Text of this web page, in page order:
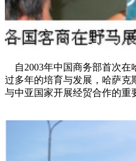
自2003年中国商务部首次在
过多年的培育与发展，哈萨克
与中亚国家开展经贸合作的重